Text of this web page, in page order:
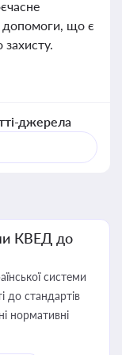
допомоги, що є
джерела
КВЕД до
системи
до стандартів
нормативні